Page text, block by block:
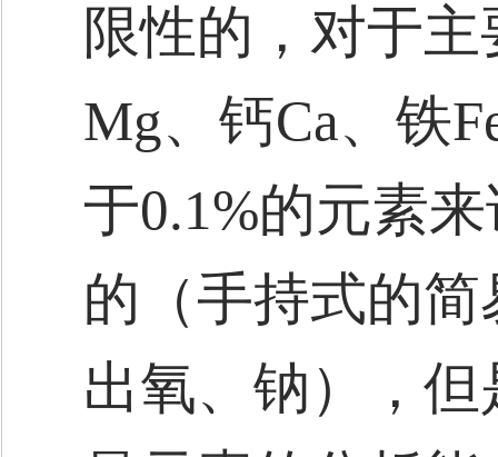
限性的，对于
Mg、钙Ca、铁
于0.1%的元素
的（手持式的
出氧、钠），